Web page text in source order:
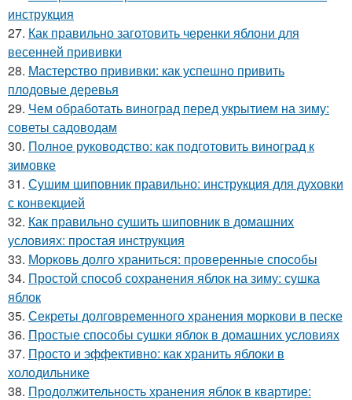
инструкция
27. Как правильно заготовить черенки яблони для
весенней прививки
28. Мастерство прививки: как успешно привить
плодовые деревья
29. Чем обработать виноград перед укрытием на зиму:
советы садоводам
30. Полное руководство: как подготовить виноград к
зимовке
31. Сушим шиповник правильно: инструкция для духовки
с конвекцией
32. Как правильно сушить шиповник в домашних
условиях: простая инструкция
33. Морковь долго храниться: проверенные способы
34. Простой способ сохранения яблок на зиму: сушка
яблок
35. Секреты долговременного хранения моркови в песке
36. Простые способы сушки яблок в домашних условиях
37. Просто и эффективно: как хранить яблоки в
холодильнике
38. Продолжительность хранения яблок в квартире: